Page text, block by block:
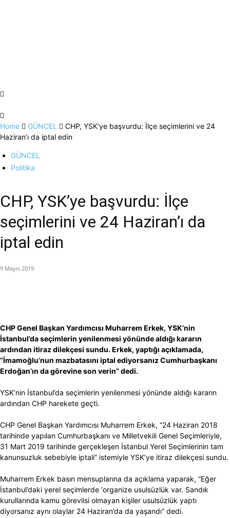
Home GÜNCEL
CHP, YSK’ye başvurdu: İlçe seçimlerini ve 24
Haziran’ı da iptal edin
GÜNCEL
Politika
CHP, YSK’ye başvurdu: İlçe
seçimlerini ve 24 Haziran’ı da
iptal edin
9 Mayıs 2019
CHP Genel Başkan Yardımcısı Muharrem Erkek, YSK’nin
İstanbul’da seçimlerin yenilenmesi yönünde aldığı kararın
ardından itiraz dilekçesi sundu. Erkek, yaptığı açıklamada,
“İmamoğlu’nun mazbatasını iptal ediyorsanız Cumhurbaşkanı
Erdoğan’ın da görevine son verin” dedi.
YSK’nin İstanbul’da seçimlerin yenilenmesi yönünde aldığı kararın
ardından CHP harekete geçti.
CHP Genel Başkan Yardımcısı Muharrem Erkek, “24 Haziran 2018
tarihinde yapılan Cumhurbaşkanı ve Milletvekili Genel Seçimleriyle,
31 Mart 2019 tarihinde gerçekleşen İstanbul Yerel Seçimlerinin tam
kanunsuzluk sebebiyle iptali” istemiyle YSK’ye itiraz dilekçesi sundu.
Muharrem Erkek basın mensuplarına da açıklama yaparak, “Eğer
İstanbul’daki yerel seçimlerde ‘organize usulsüzlük var. Sandık
kurullarında kamu görevlisi olmayan kişiler usulsüzlük yaptı
diyorsanız aynı olaylar 24 Haziran’da da yaşandı” dedi.